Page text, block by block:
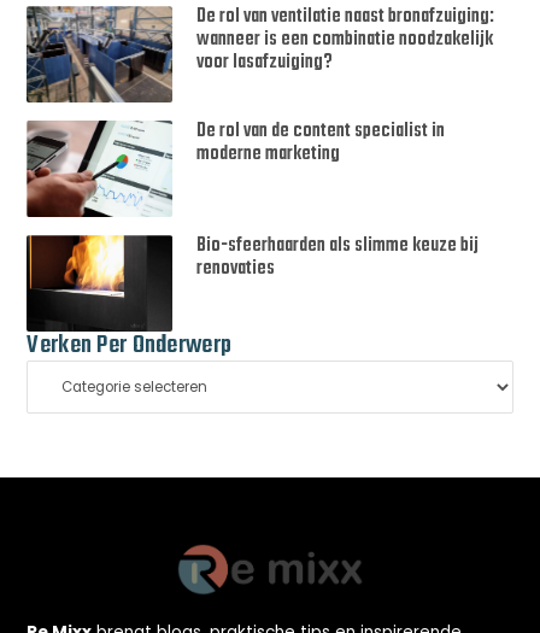
De rol van ventilatie naast bronafzuiging:
wanneer is een combinatie noodzakelijk
voor lasafzuiging?
De rol van de content specialist in
moderne marketing
Bio-sfeerhaarden als slimme keuze bij
renovaties
Verken Per Onderwerp